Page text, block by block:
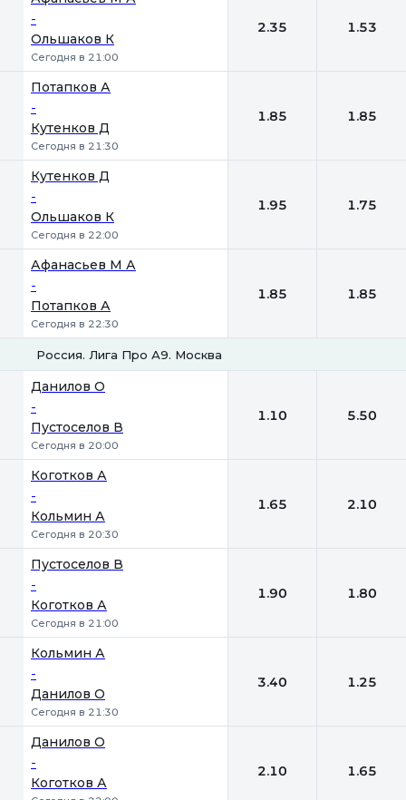
-
Ольшаков К
Сегодня в 21:00
2.35 1.53
Потапков А
-
Кутенков Д
Сегодня в 21:30
1.85 1.85
Кутенков Д
-
Ольшаков К
Сегодня в 22:00
1.95 1.75
Афанасьев М А
-
Потапков А
Сегодня в 22:30
1.85 1.85
Россия. Лига Про А9. Москва
Данилов О
-
Пустоселов В
Сегодня в 20:00
1.10 5.50
Коготков А
-
Кольмин А
Сегодня в 20:30
1.65 2.10
Пустоселов В
-
Коготков А
Сегодня в 21:00
1.90 1.80
Кольмин А
-
Данилов О
Сегодня в 21:30
3.40 1.25
Данилов О
-
Коготков А
2.10 1.65